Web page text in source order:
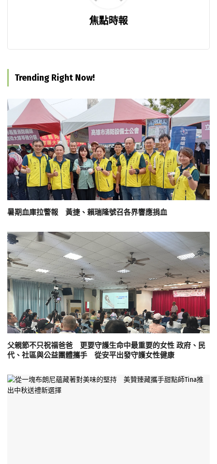
焦點時報
Trending Right Now!
暑期血庫拉警報 黃捷、賴瑞隆號召各界響應捐血
父親節不只祝福爸爸 更要守護生命中最重要的女性 政府、民
代、社區與公益團體攜手 從安平出發守護女性健康